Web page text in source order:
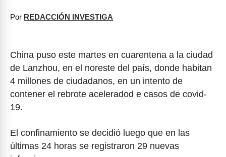
Por REDACCIÓN INVESTIGA
China puso este martes en cuarentena a la ciudad
de Lanzhou, en el noreste del país, donde habitan
4 millones de ciudadanos, en un intento de
contener el rebrote aceleradod e casos de covid-
19.
El confinamiento se decidió luego que en las
últimas 24 horas se registraron 29 nuevas